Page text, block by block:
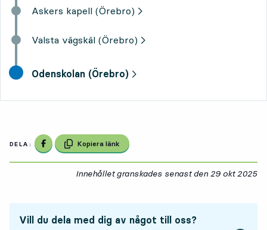
Askers kapell (Örebro)
Valsta vägskäl (Örebro)
slutdestination,
Odenskolan (Örebro)
DELA: Dela på Facebook
Kopiera länk
Innehållet granskades senast den 29 okt 2025
Vill du dela med dig av något till oss?